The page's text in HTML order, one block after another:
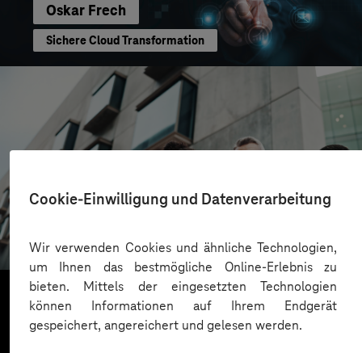
Cookie-Einwilligung und Datenverarbeitung
Wir verwenden Cookies und ähnliche Technologien,
um Ihnen das bestmögliche Online-Erlebnis zu
bieten. Mittels der eingesetzten Technologien
können Informationen auf Ihrem Endgerät
gespeichert, angereichert und gelesen werden.
Oskar Frech
Sichere Cloud Transformation
CONREN Land AG
Change-Begleitung
Mehr laden